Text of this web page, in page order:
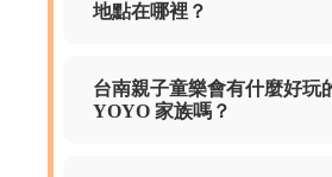
地點在哪裡？
台南親子童樂會有什麼好玩
YOYO 家族嗎？